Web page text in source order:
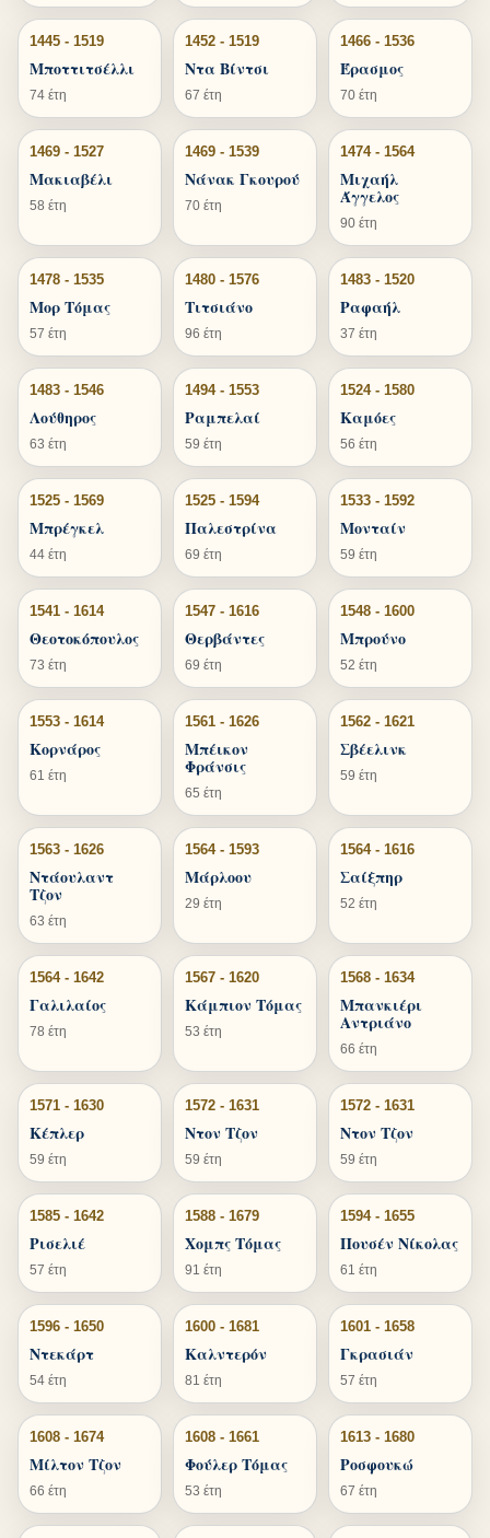
1445 - 1519
Μποττιτσέλλι
74 έτη
1452 - 1519
Ντα Βίντσι
67 έτη
1466 - 1536
Έρασμος
70 έτη
1469 - 1527
Μακιαβέλι
58 έτη
1469 - 1539
Νάνακ Γκουρού
70 έτη
1474 - 1564
Μιχαήλ
Άγγελος
90 έτη
1478 - 1535
Μορ Τόμας
57 έτη
1480 - 1576
Τιτσιάνο
96 έτη
1483 - 1520
Ραφαήλ
37 έτη
1483 - 1546
Λούθηρος
63 έτη
1494 - 1553
Ραμπελαί
59 έτη
1524 - 1580
Καμόες
56 έτη
1525 - 1569
Μπρέγκελ
44 έτη
1525 - 1594
Παλεστρίνα
69 έτη
1533 - 1592
Μονταίν
59 έτη
1541 - 1614
Θεοτοκόπουλος
73 έτη
1547 - 1616
Θερβάντες
69 έτη
1548 - 1600
Μπρούνο
52 έτη
1553 - 1614
Κορνάρος
61 έτη
1561 - 1626
Μπέικον
Φράνσις
65 έτη
1562 - 1621
Σβέελινκ
59 έτη
1563 - 1626
Ντάουλαντ
Τζον
63 έτη
1564 - 1593
Μάρλοου
29 έτη
1564 - 1616
Σαίξπηρ
52 έτη
1564 - 1642
Γαλιλαίος
78 έτη
1567 - 1620
Κάμπιον Τόμας
53 έτη
1568 - 1634
Μπανκιέρι
Αντριάνο
66 έτη
1571 - 1630
Κέπλερ
59 έτη
1572 - 1631
Ντον Τζον
59 έτη
1572 - 1631
Ντον Τζον
59 έτη
1585 - 1642
Ρισελιέ
57 έτη
1588 - 1679
Χομπς Τόμας
91 έτη
1594 - 1655
Πουσέν Νίκολας
61 έτη
1596 - 1650
Ντεκάρτ
54 έτη
1600 - 1681
Καλντερόν
81 έτη
1601 - 1658
Γκρασιάν
57 έτη
1608 - 1674
Μίλτον Τζον
66 έτη
1608 - 1661
Φούλερ Τόμας
53 έτη
1613 - 1680
Ροσφουκώ
67 έτη